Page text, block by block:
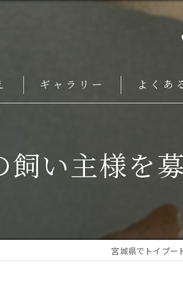
ギャラリー よくあ
飼い主様を
宮城県でトイプー